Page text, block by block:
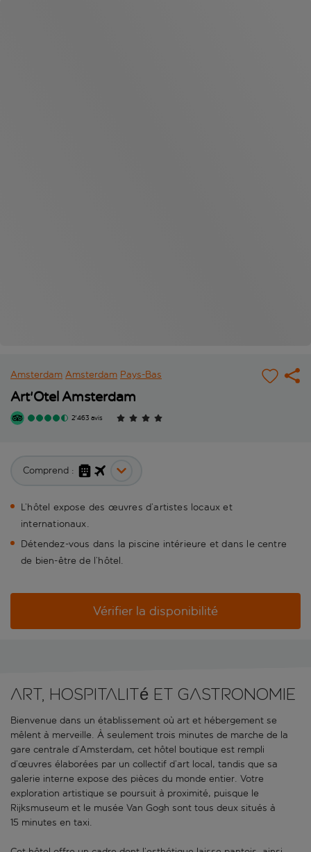
Amsterdam Amsterdam Pays-Bas
Art'Otel Amsterdam
2'463 avis
Comprend :
L’hôtel expose des œuvres d’artistes locaux et
internationaux.
Détendez-vous dans la piscine intérieure et dans le centre
de bien-être de l’hôtel.
Vérifier la disponibilité
Art, hospitalité et gastronomie
Bienvenue dans un établissement où art et hébergement se
mêlent à merveille. À seulement trois minutes de marche de la
gare centrale d’Amsterdam, cet hôtel boutique est rempli
d’œuvres élaborées par un collectif d’art local, tandis que sa
galerie interne expose des pièces du monde entier. Votre
exploration artistique se poursuit à proximité, puisque le
Rijksmuseum et le musée Van Gogh sont tous deux situés à
15 minutes en taxi.